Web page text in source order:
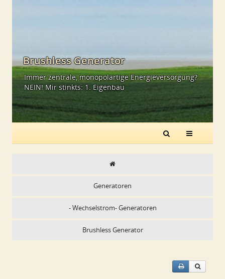
Brushless Generator
Immer zentrale, monopolartige Energieversorgung?
NEIN! Mir stinkts: 1. Eigenbau
Generatoren
- Wechselstrom- Generatoren
Brushless Generator